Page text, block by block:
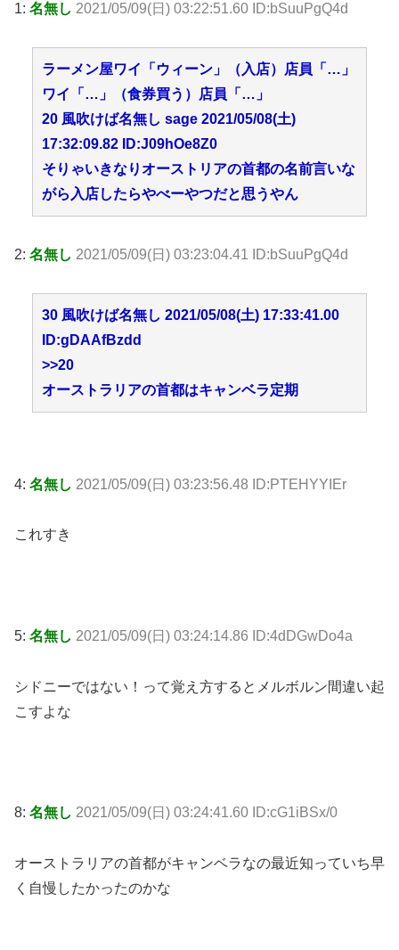
1: 名無し 2021/05/09(日) 03:22:51.60 ID:bSuuPgQ4d
ラーメン屋ワイ「ウィーン」（入店）店員「…」
ワイ「…」（食券買う）店員「…」
20 風吹けば名無し sage 2021/05/08(土)
17:32:09.82 ID:J09hOe8Z0
そりゃいきなりオーストリアの首都の名前言いな
がら入店したらやべーやつだと思うやん
2: 名無し 2021/05/09(日) 03:23:04.41 ID:bSuuPgQ4d
30 風吹けば名無し 2021/05/08(土) 17:33:41.00
ID:gDAAfBzdd
>>20
オーストラリアの首都はキャンベラ定期
4: 名無し 2021/05/09(日) 03:23:56.48 ID:PTEHYYIEr
これすき
5: 名無し 2021/05/09(日) 03:24:14.86 ID:4dDGwDo4a
シドニーではない！って覚え方するとメルボルン間違い起
こすよな
8: 名無し 2021/05/09(日) 03:24:41.60 ID:cG1iBSx/0
オーストラリアの首都がキャンベラなの最近知っていち早
く自慢したかったのかな